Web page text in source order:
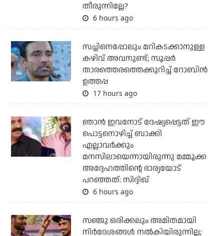
തീരുന്നില്ലേ?
6 hours ago
സച്ചിനെപ്പോലും മറികടക്കാനുള്ള
കഴിവ് അവനുണ്ട്; സൂപ്പര്‍
താരത്തെരത്തെക്കുറിച്ച് റോബിന്‍
ഉത്തപ്പ
17 hours ago
ഞാന്‍ ഇവനോട് ദേഷ്യപ്പെട്ടത് ഈ
പൊട്ടനൊഴിച്ച് ബാക്കി
എല്ലാവര്‍ക്കും
മനസിലായെന്നായിരുന്നു മമ്മൂക്ക
അദ്ദേഹത്തിന്റെ ഭാര്യയോട്
പറഞ്ഞത്: സിദ്ദിഖ്
6 hours ago
സഞ്ജു ഒരിക്കലും അമിതമായി
നിര്‍ദേശങ്ങള്‍ നല്‍കിയിരുന്നില്ല;